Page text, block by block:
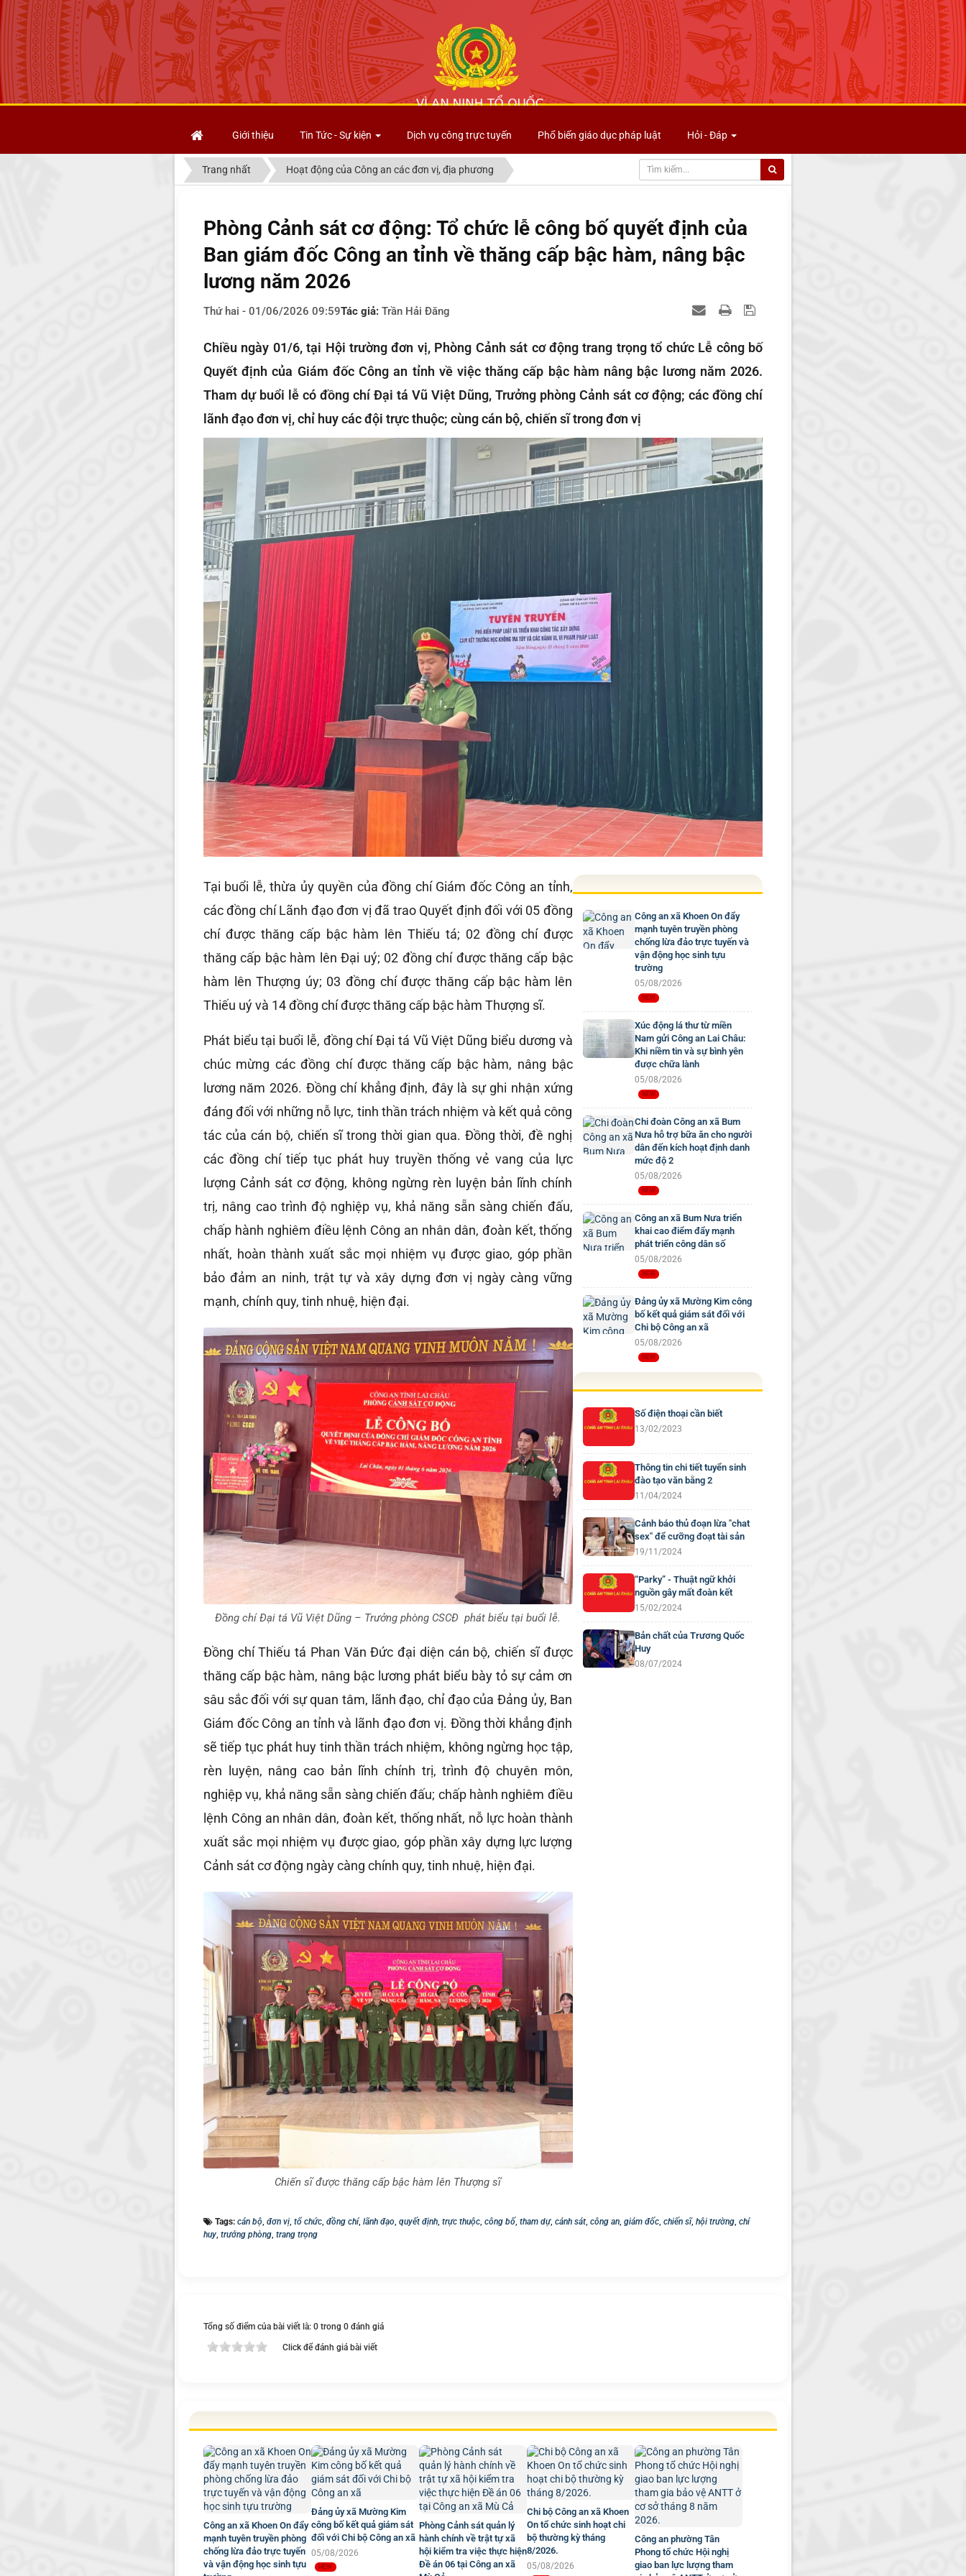
Giới thiệu
Tin Tức - Sự kiện Dịch vụ công trực tuyến Phổ biến giáo dục pháp luật Hỏi - Đáp
Trang nhất Hoạt động của Công an các đơn vị, địa phương
Phòng Cảnh sát cơ động: Tổ chức lễ công bố quyết định của
Ban giám đốc Công an tỉnh về thăng cấp bậc hàm, nâng bậc
lương năm 2026
Thứ hai - 01/06/2026 09:59Tác giả: Trần Hải Đăng
Chiều ngày 01/6, tại Hội trường đơn vị, Phòng Cảnh sát cơ động trang trọng tổ chức Lễ công bố
Quyết định của Giám đốc Công an tỉnh về việc thăng cấp bậc hàm nâng bậc lương năm 2026.
Tham dự buổi lễ có đồng chí Đại tá Vũ Việt Dũng, Trưởng phòng Cảnh sát cơ động; các đồng chí
lãnh đạo đơn vị, chỉ huy các đội trực thuộc; cùng cán bộ, chiến sĩ trong đơn vị
Tại buổi lễ, thừa ủy quyền của đồng chí Giám đốc Công an tỉnh,
các đồng chí Lãnh đạo đơn vị đã trao Quyết định đối với 05 đồng
chí được thăng cấp bậc hàm lên Thiếu tá; 02 đồng chí được
thăng cấp bậc hàm lên Đại uý; 02 đồng chí được thăng cấp bậc
hàm lên Thượng úy; 03 đồng chí được thăng cấp bậc hàm lên
Thiếu uý và 14 đồng chí được thăng cấp bậc hàm Thượng sĩ.
Phát biểu tại buổi lễ, đồng chí Đại tá Vũ Việt Dũng biểu dương và
chúc mừng các đồng chí được thăng cấp bậc hàm, nâng bậc
lương năm 2026. Đồng chí khẳng định, đây là sự ghi nhận xứng
đáng đối với những nỗ lực, tinh thần trách nhiệm và kết quả công
tác của cán bộ, chiến sĩ trong thời gian qua. Đồng thời, đề nghị
các đồng chí tiếp tục phát huy truyền thống vẻ vang của lực
lượng Cảnh sát cơ động, không ngừng rèn luyện bản lĩnh chính
trị, nâng cao trình độ nghiệp vụ, khả năng sẵn sàng chiến đấu,
chấp hành nghiêm điều lệnh Công an nhân dân, đoàn kết, thống
nhất, hoàn thành xuất sắc mọi nhiệm vụ được giao, góp phần
bảo đảm an ninh, trật tự và xây dựng đơn vị ngày càng vững
mạnh, chính quy, tinh nhuệ, hiện đại.
Đồng chí Đại tá Vũ Việt Dũng – Trưởng phòng CSCĐ phát biểu tại buổi lễ.
Đồng chí Thiếu tá Phan Văn Đức đại diện cán bộ, chiến sĩ được
thăng cấp bậc hàm, nâng bậc lương phát biểu bày tỏ sự cảm ơn
sâu sắc đối với sự quan tâm, lãnh đạo, chỉ đạo của Đảng ủy, Ban
Giám đốc Công an tỉnh và lãnh đạo đơn vị. Đồng thời khẳng định
sẽ tiếp tục phát huy tinh thần trách nhiệm, không ngừng học tập,
rèn luyện, nâng cao bản lĩnh chính trị, trình độ chuyên môn,
nghiệp vụ, khả năng sẵn sàng chiến đấu; chấp hành nghiêm điều
lệnh Công an nhân dân, đoàn kết, thống nhất, nỗ lực hoàn thành
xuất sắc mọi nhiệm vụ được giao, góp phần xây dựng lực lượng
Cảnh sát cơ động ngày càng chính quy, tinh nhuệ, hiện đại.
Chiến sĩ được thăng cấp bậc hàm lên Thượng sĩ
Công an xã Khoen On đẩy
mạnh tuyên truyền phòng
chống lừa đảo trực tuyến và
vận động học sinh tựu
trường
05/08/2026
Xúc động lá thư từ miền
Nam gửi Công an Lai Châu:
Khi niềm tin và sự bình yên
được chữa lành
05/08/2026
Chi đoàn Công an xã Bum
Nưa hỗ trợ bữa ăn cho người
dân đến kích hoạt định danh
mức độ 2
05/08/2026
Công an xã Bum Nưa triển
khai cao điểm đẩy mạnh
phát triển công dân số
05/08/2026
Đảng ủy xã Mường Kim công
bố kết quả giám sát đối với
Chi bộ Công an xã
05/08/2026
Số điện thoại cần biết
13/02/2023
Thông tin chi tiết tuyển sinh
đào tạo văn bằng 2
11/04/2024
Cảnh báo thủ đoạn lừa "chat
sex" để cưỡng đoạt tài sản
19/11/2024
“Parky” - Thuật ngữ khởi
nguồn gây mất đoàn kết
15/02/2024
Bản chất của Trương Quốc
Huy
08/07/2024
Tags: cán bộ, đơn vị, tổ chức, đồng chí, lãnh đạo, quyết định, trực thuộc, công bố, tham dự, cảnh sát, công an, giám đốc, chiến sĩ, hội trường, chỉ
huy, trưởng phòng, trang trọng
Tổng số điểm của bài viết là: 0 trong 0 đánh giá
Click để đánh giá bài viết
Công an xã Khoen On đẩy
mạnh tuyên truyền phòng
chống lừa đảo trực tuyến
và vận động học sinh tựu
Đảng ủy xã Mường Kim
công bố kết quả giám sát
đối với Chi bộ Công an xã
05/08/2026
Phòng Cảnh sát quản lý
hành chính về trật tự xã
hội kiểm tra việc thực hiện
Đề án 06 tại Công an xã
Chi bộ Công an xã Khoen
On tổ chức sinh hoạt chi
bộ thường kỳ tháng
8/2026.
05/08/2026
Công an phường Tân
Phong tổ chức Hội nghị
giao ban lực lượng tham